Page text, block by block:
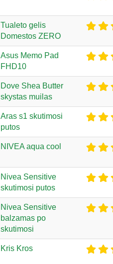
Tualeto gelis
Domestos ZERO
Asus Memo Pad
FHD10
Dove Shea Butter
skystas muilas
Aras s1 skutimosi
putos
NIVEA aqua cool
Nivea Sensitive
skutimosi putos
Nivea Sensitive
balzamas po
skutimosi
Kris Kros